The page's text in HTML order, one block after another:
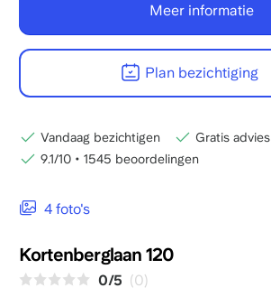
4 foto's
Kortenberglaan 120
0/5 (0)
Meer informatie
Plan bezichtiging
Vandaag bezichtigen
Gratis advies
9.1/10 • 1545 beoordelingen